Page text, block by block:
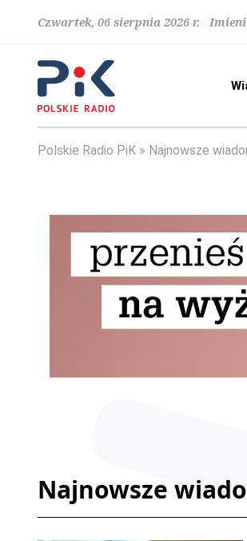
Czwartek, 06 sierpnia 2026 r.
Polskie Radio PiK Najnowsze
Najnowsze